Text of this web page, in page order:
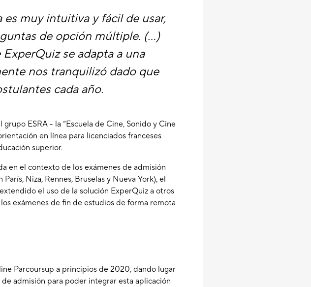
muy intuitiva y fácil de usar,
de opción múltiple. (...)
se adapta a una
nos tranquilizó dado que
cada año.
ESRA - la “Escuela de Cine, Sonido y Cine
en línea para licenciados franceses
superior.
en el contexto de los exámenes de admisión
Niza, Rennes, Bruselas y Nueva York), el
el uso de la solución ExperQuiz a otros
exámenes de fin de estudios de forma remota
Parcoursup a principios de 2020, dando lugar
admisión para poder integrar esta aplicación